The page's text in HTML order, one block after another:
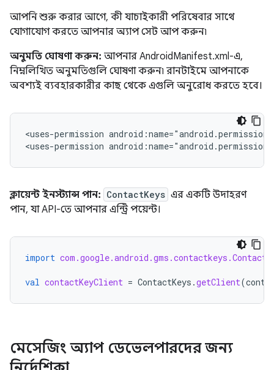
আপনি শুরু করার আগে, কী যাচাইকারী পরিষেবার সাথে
যোগাযোগ করতে আপনার অ্যাপ সেট আপ করুন৷
অনুমতি ঘোষণা করুন: আপনার AndroidManifest.xml-এ,
নিম্নলিখিত অনুমতিগুলি ঘোষণা করুন৷ রানটাইমে আপনাকে
অবশ্যই ব্যবহারকারীর কাছ থেকে এগুলি অনুরোধ করতে হবে।
<uses-permission
<uses-permission
ক্লায়েন্ট ইনস্ট্যান্স পান: ContactKeys এর একটি উদাহরণ
পান, যা API-তে আপনার এন্ট্রি পয়েন্ট।
import
val contactKeyClient = ContactKeys .getClient(
মেসেজিং অ্যাপ ডেভেলপারদের জন্য